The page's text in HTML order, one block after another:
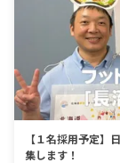
【１名採用予定】
集します！